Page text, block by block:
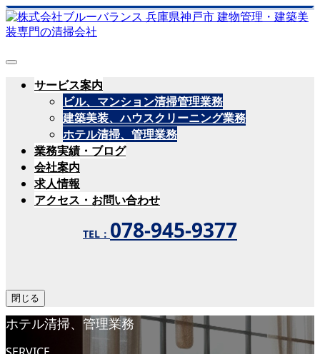
サービス案内
ビル、マンション清掃管理業務
建築美装、ハウスクリーニング業務
ホテル清掃、管理業務
業務実績・ブログ
会社案内
求人情報
アクセス・お問い合わせ
TEL： 078-945-9377
閉じる
ホテル清掃、管理業務